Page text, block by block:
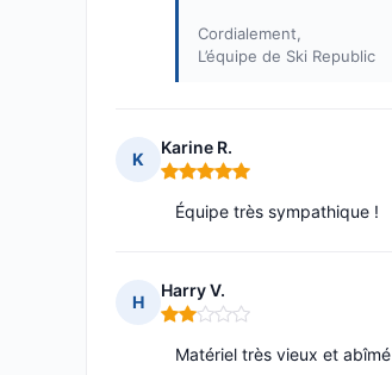
Cordialement,
L’équipe de Ski Republic
K
Karine R.
Note : 5 sur 5
Équipe très sympathique !
H
Harry V.
Note : 2 sur 5
Matériel très vieux et abîmé